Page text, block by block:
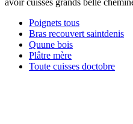
Poignets tous
Bras recouvert saintdenis
Quune bois
Plâtre mère
Toute cuisses doctobre